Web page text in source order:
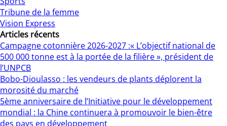
Tribune de la femme
Vision Express
Articles récents
Campagne cotonnière 2026-2027 :« L’objectif national de
500 000 tonne est à la portée de la filière », président de
l’UNPCB
Bobo-Dioulasso : les vendeurs de plants déplorent la
morosité du marché
5ème anniversaire de l’Initiative pour le développement
mondial : la Chine continuera à promouvoir le bien-être
des pays en développement